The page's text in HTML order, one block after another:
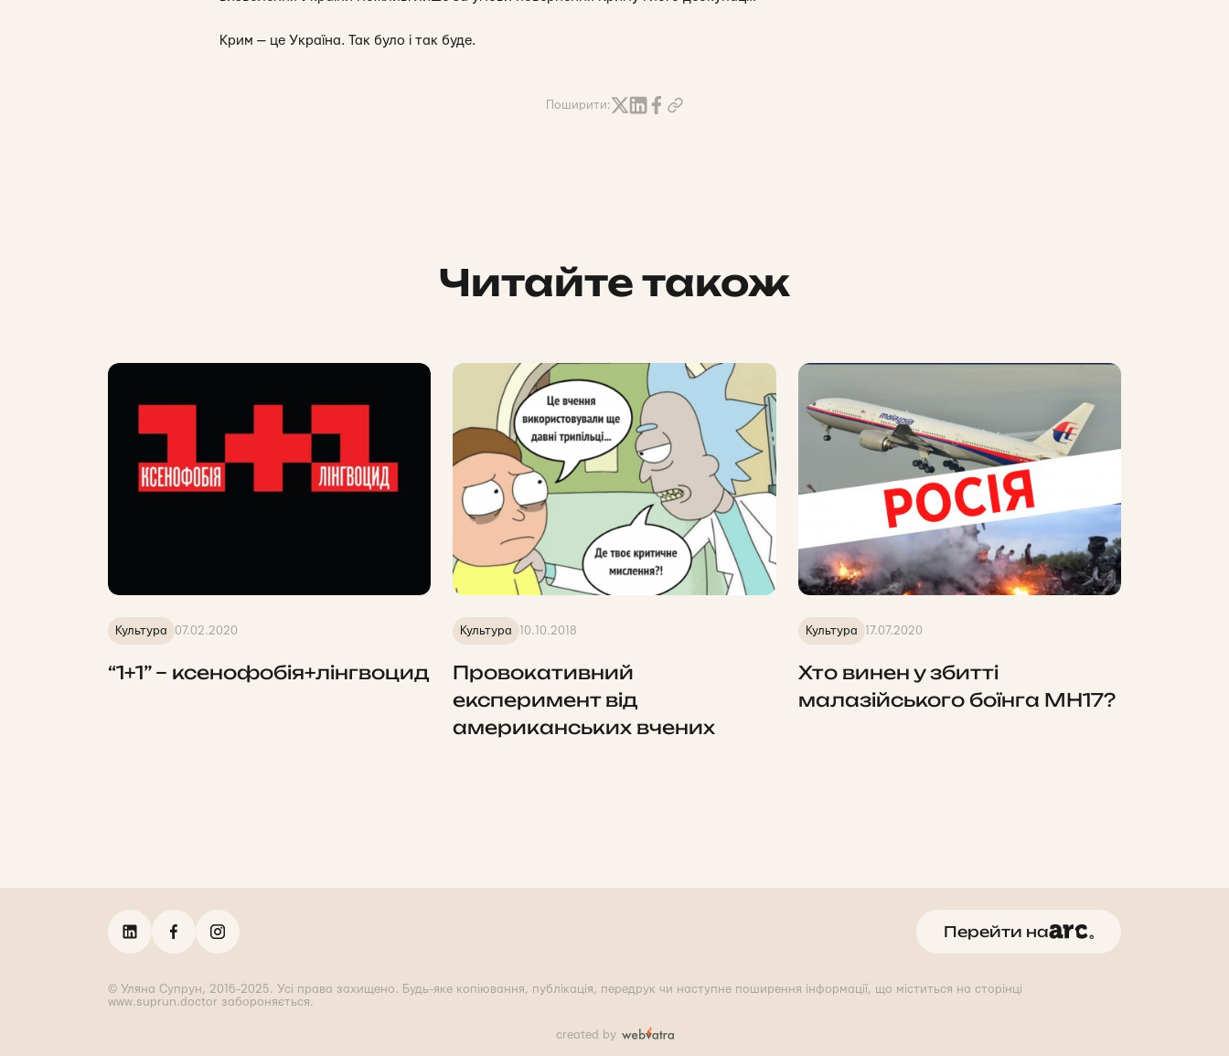
Крим — це Україна. Так було і так буде.
Поширити:
Читайте також
Культура 07.02.2020
“1+1” – ксенофобія+лінгвоцид
Культура 10.10.2018
Провокативний
експеримент від
американських вчених
Культура 17.07.2020
Хто винен у збитті
малазійського боїнга MH17?
Перейти на
© Уляна Супрун, 2016-2025. Усі права захищено. Будь-яке копіювання, публікація, передрук чи наступне поширення інформації, що міститься на сторінці
www.suprun.doctor забороняється.
created by